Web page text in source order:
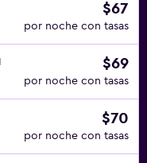
$67
por noche con tasas
$69
por noche con tasas
$70
por noche con tasas